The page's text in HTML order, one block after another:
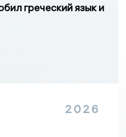
греческий язык и
2026